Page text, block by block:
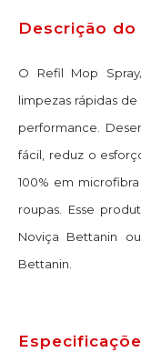
Descrição
O Refil Mop
limpezas rápidas
performance.
fácil, reduz o
100% em
roupas. Esse
Noviça Bettanin
Bettanin.